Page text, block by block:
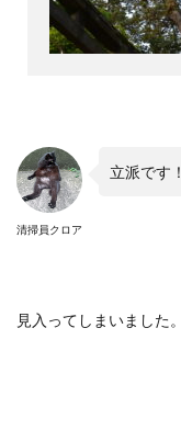
清掃員クロア
立派です！
見入ってしまいました。